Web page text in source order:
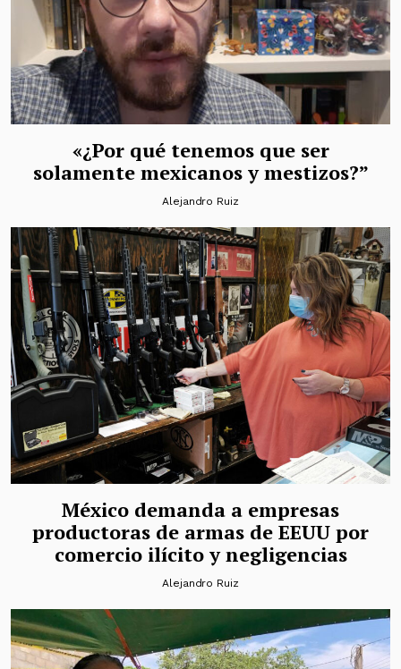
«¿Por qué tenemos que ser
solamente mexicanos y mestizos?”
Alejandro Ruiz
México demanda a empresas
productoras de armas de EEUU por
comercio ilícito y negligencias
Alejandro Ruiz